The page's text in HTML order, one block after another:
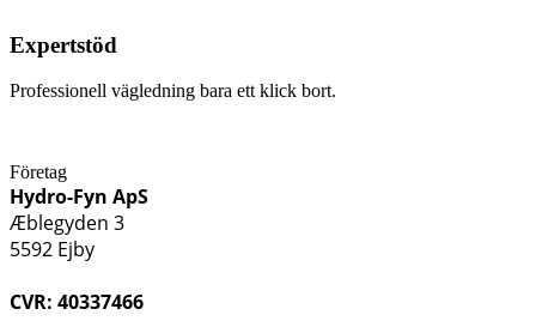
Expertstöd
Professionell vägledning bara ett klick bort.
Företag
Hydro-Fyn ApS
Æblegyden 3
5592 Ejby
CVR: 40337466